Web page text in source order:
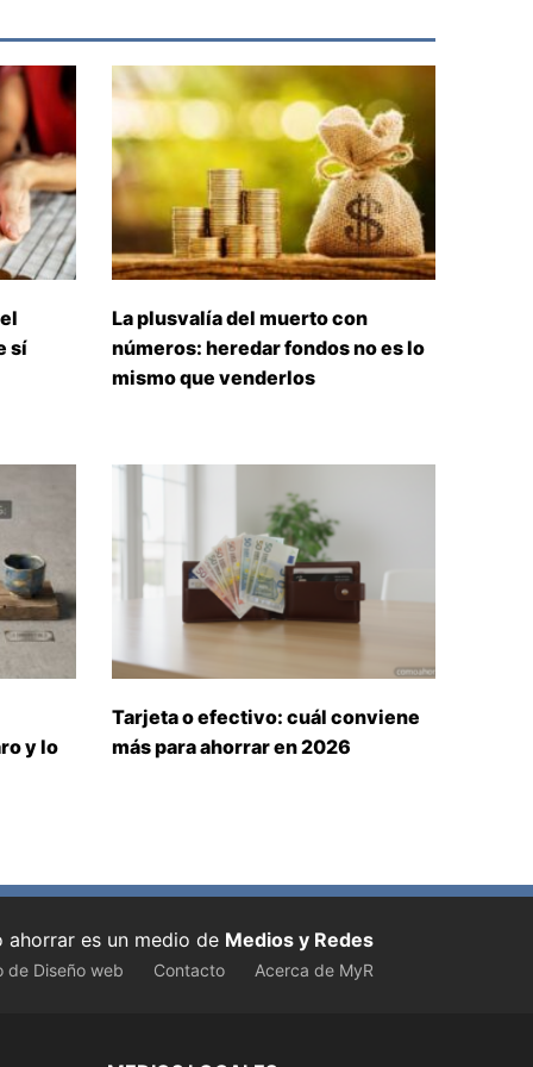
sí
La plusvalía del muerto con
números: heredar fondos no es lo
mismo que venderlos
y lo
Tarjeta o efectivo: cuál conviene
más para ahorrar en 2026
ahorrar es un medio de Medios y Redes
de Diseño web Contacto Acerca de MyR